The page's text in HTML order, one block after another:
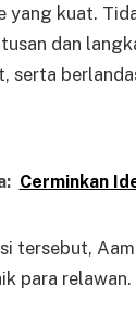
yang kuat.
dan
serta
Cerminkan
tersebut,
para relawan.